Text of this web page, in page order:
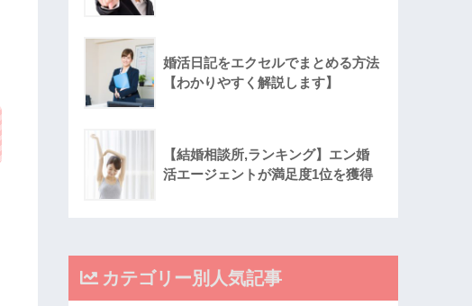
婚活日記をエクセルでまとめる方法
【わかりやすく解説します】
【結婚相談所,ランキング】エン婚
活エージェントが満足度1位を獲得
カテゴリー別人気記事